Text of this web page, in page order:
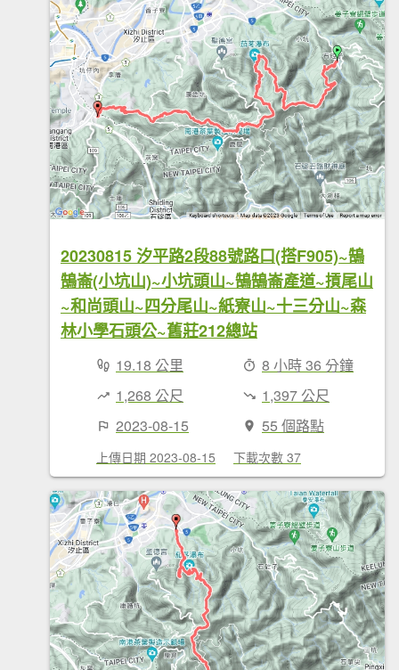
20230815 汐平路2段88號路口(搭F905)~鵠
鵠崙(小坑山)~小坑頭山~鵠鵠崙產道~摃尾山
~和尚頭山~四分尾山~紙寮山~十三分山~森
林小學石頭公~舊莊212總站
19.18 公里
8 小時 36 分鐘
1,268 公尺
1,397 公尺
2023-08-15
55 個路點
上傳日期 2023-08-15 下載次數 37